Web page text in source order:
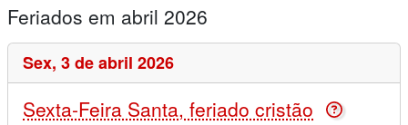
Feriados em abril 2026
Sex, 3 de abril 2026
Sexta-Feira Santa, feriado cristão